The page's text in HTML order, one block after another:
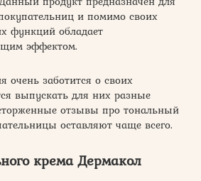
и помимо своих
функций обладает
эффектом.
очень заботится о своих
выпускать для них разные
отзывы про тональный
оставляют чаще всего.
крема Дермакол